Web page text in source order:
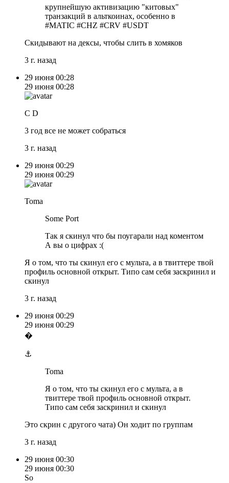
крупнейшую активизацию "китовых"
транзакций в альткоинах, особенно в
#MATIC #CHZ #CRV #USDT
Скидывают на дексы, чтобы слить в хомяков
3 г. назад
29 июня 00:28
29 июня 00:28
C D
3 год все не может собраться
3 г. назад
29 июня 00:29
29 июня 00:29
Toma
Some Port
Так я скинул что бы поугарали над коментом
А вы о цифрах :(
Я о том, что ты скинул его с мульта, а в твиттере твой
профиль основной открыт. Типо сам себя заскринил и
скинул
3 г. назад
29 июня 00:29
29 июня 00:29
�
⚓️
Toma
Я о том, что ты скинул его с мульта, а в
твиттере твой профиль основной открыт.
Типо сам себя заскринил и скинул
Это скрин с другого чата) Он ходит по группам
3 г. назад
29 июня 00:30
29 июня 00:30
So